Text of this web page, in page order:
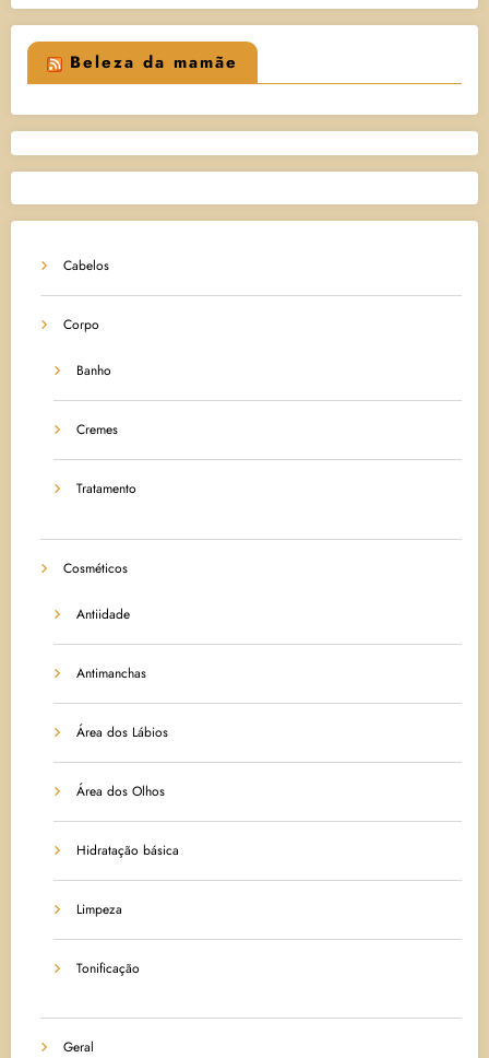
Beleza da mamãe
Cabelos
Corpo
Banho
Cremes
Tratamento
Cosméticos
Antiidade
Antimanchas
Área dos Lábios
Área dos Olhos
Hidratação básica
Limpeza
Tonificação
Geral